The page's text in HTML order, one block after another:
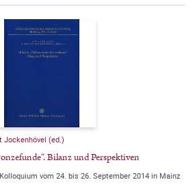
Jockenhövel (ed.)
Bilanz und Perspektiven
vom 24. bis 26. September 2014 in Mainz